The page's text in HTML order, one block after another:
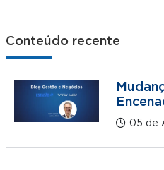
Conteúdo recente
05 de